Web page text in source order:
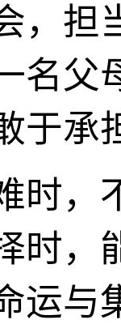
，担
名父
于承
时，
时，
运与